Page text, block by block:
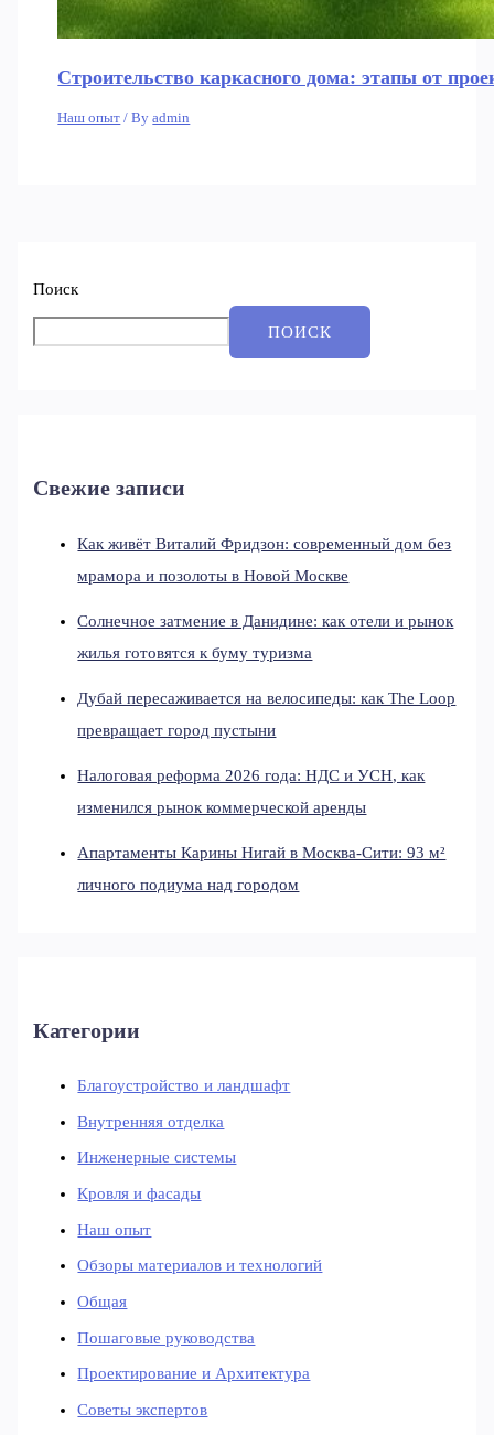
Строительство каркасного дома: этапы от
Наш опыт / Byadmin
Поиск
ПОИСК
Свежие записи
Как живёт Виталий Фридзон: современный дом без
мрамора и позолоты в Новой Москве
Солнечное затмение в Данидине: как отели и рынок
жилья готовятся к буму туризма
Дубай пересаживается на велосипеды: как The Loop
превращает город пустыни
Налоговая реформа 2026 года: НДС и УСН, как
изменился рынок коммерческой аренды
Апартаменты Карины Нигай в Москва-Сити: 93 м²
личного подиума над городом
Категории
Благоустройство и ландшафт
Внутренняя отделка
Инженерные системы
Кровля и фасады
Наш опыт
Обзоры материалов и технологий
Общая
Пошаговые руководства
Проектирование и Архитектура
Советы экспертов